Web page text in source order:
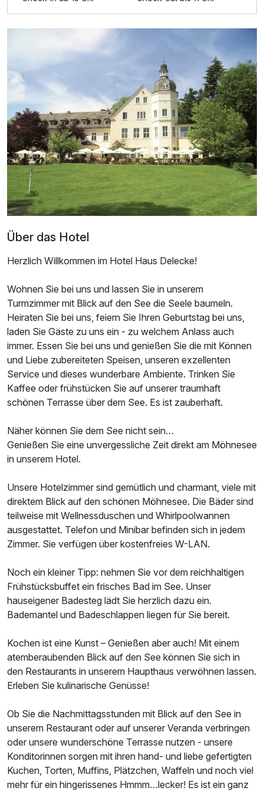
Über das Hotel
Herzlich Willkommen im Hotel Haus Delecke!
Wohnen Sie bei uns und lassen Sie in unserem
Turmzimmer mit Blick auf den See die Seele baumeln.
Heiraten Sie bei uns, feiern Sie Ihren Geburtstag bei uns,
laden Sie Gäste zu uns ein - zu welchem Anlass auch
immer. Essen Sie bei uns und genießen Sie die mit Können
und Liebe zubereiteten Speisen, unseren exzellenten
Service und dieses wunderbare Ambiente. Trinken Sie
Kaffee oder frühstücken Sie auf unserer traumhaft
schönen Terrasse über dem See. Es ist zauberhaft.
Näher können Sie dem See nicht sein…
Genießen Sie eine unvergessliche Zeit direkt am Möhnesee
in unserem Hotel.
Unsere Hotelzimmer sind gemütlich und charmant, viele mit
direktem Blick auf den schönen Möhnesee. Die Bäder sind
teilweise mit Wellnessduschen und Whirlpoolwannen
ausgestattet. Telefon und Minibar befinden sich in jedem
Zimmer. Sie verfügen über kostenfreies W-LAN.
Noch ein kleiner Tipp: nehmen Sie vor dem reichhaltigen
Frühstücksbuffet ein frisches Bad im See. Unser
hauseigener Badesteg lädt Sie herzlich dazu ein.
Bademantel und Badeschlappen liegen für Sie bereit.
Kochen ist eine Kunst – Genießen aber auch! Mit einem
atemberaubenden Blick auf den See können Sie sich in
den Restaurants in unserem Haupthaus verwöhnen lassen.
Erleben Sie kulinarische Genüsse!
Ob Sie die Nachmittagsstunden mit Blick auf den See in
unserem Restaurant oder auf unserer Veranda verbringen
oder unsere wunderschöne Terrasse nutzen - unsere
Konditorinnen sorgen mit ihren hand- und liebe gefertigten
Kuchen, Torten, Muffins, Plätzchen, Waffeln und noch viel
mehr für ein hingerissenes Hmmm…lecker! Es ist ein ganz